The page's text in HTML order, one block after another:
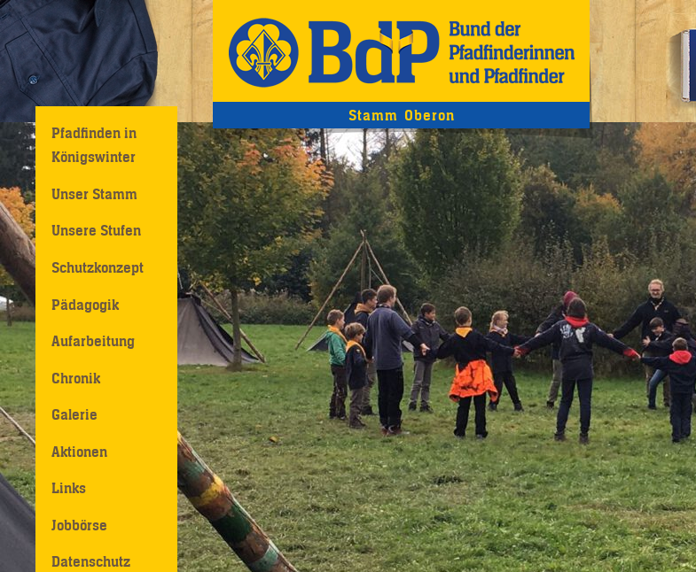
Stamm Oberon
Pfadfinden in
Königswinter
Unser Stamm
Unsere Stufen
Schutzkonzept
Pädagogik
Aufarbeitung
Chronik
Galerie
Aktionen
Links
Jobbörse
Datenschutz